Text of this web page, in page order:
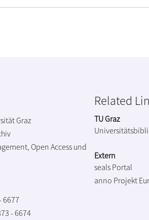
Graz
Open Access und
6677
- 6674
Related
TU Graz
Extern
seals Portal
anno Projekt